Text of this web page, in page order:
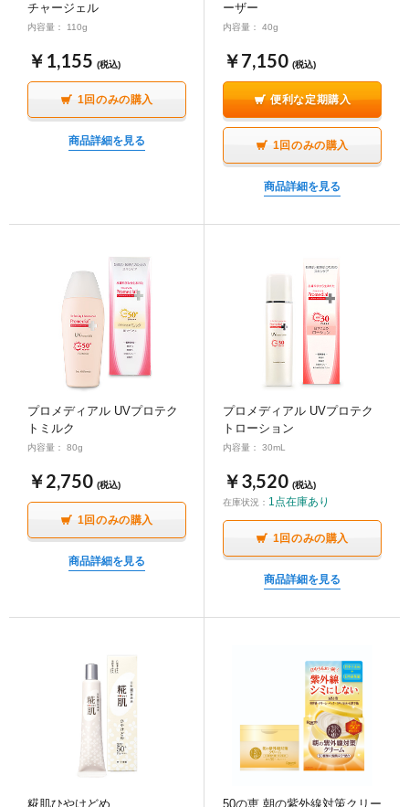
チャージェル
内容量： 110g
￥1,155 (税込)
1回のみの購入
商品詳細を見る
ーザー
内容量： 40g
￥7,150 (税込)
便利な定期購入
1回のみの購入
商品詳細を見る
プロメディアル UVプロテク
トミルク
内容量： 80g
￥2,750 (税込)
1回のみの購入
商品詳細を見る
プロメディアル UVプロテク
トローション
内容量： 30mL
￥3,520 (税込)
在庫状況： 1点在庫あり
1回のみの購入
商品詳細を見る
糀肌ひやけどめ
50の恵 朝の紫外線対策クリー